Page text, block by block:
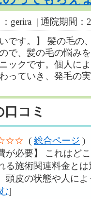
gerira | 通院期間：
です。】 髪の毛の
で、髪の毛の悩み
ックです。個人に
っていき、発毛の
コミ
( 総合ページ )
が必要】 これはど
る施術関連料金と
頭皮の状態や人に
]